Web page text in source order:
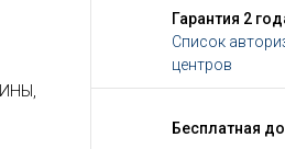
Гарантия 2
Список
центров
Бесплатная